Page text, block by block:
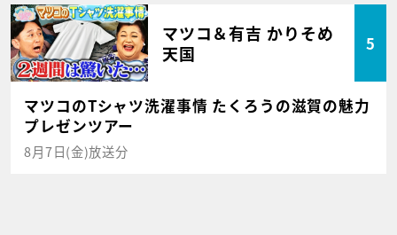
マツコ＆有吉 かりそめ
天国
5
マツコのTシャツ洗濯事情 たくろうの滋賀の魅力
プレゼンツアー
8月7日(金)放送分